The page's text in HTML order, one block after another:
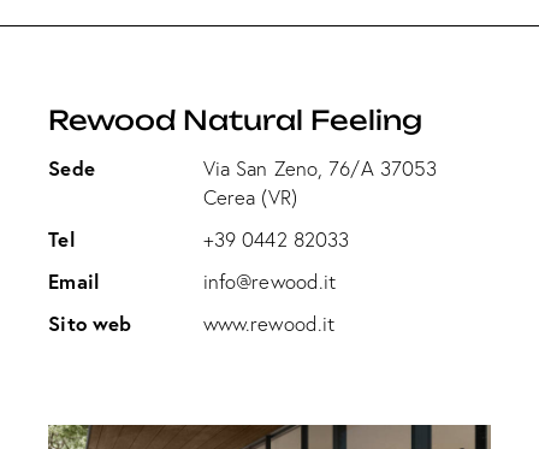
Rewood Natural Feeling
Sede
Via San Zeno, 76/A 37053
Cerea (VR)
Tel +39 0442 82033
Email info@rewood.it
Sito web www.rewood.it